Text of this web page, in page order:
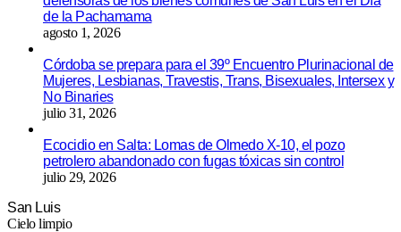
de la Pachamama
agosto 1, 2026
Córdoba se prepara para el 39º Encuentro Plurinacional de
Mujeres, Lesbianas, Travestis, Trans, Bisexuales, Intersex y
No Binaries
julio 31, 2026
Ecocidio en Salta: Lomas de Olmedo X-10, el pozo
petrolero abandonado con fugas tóxicas sin control
julio 29, 2026
San Luis
Cielo limpio